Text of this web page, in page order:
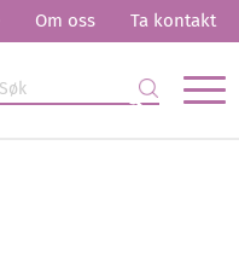
Om oss Ta kontakt